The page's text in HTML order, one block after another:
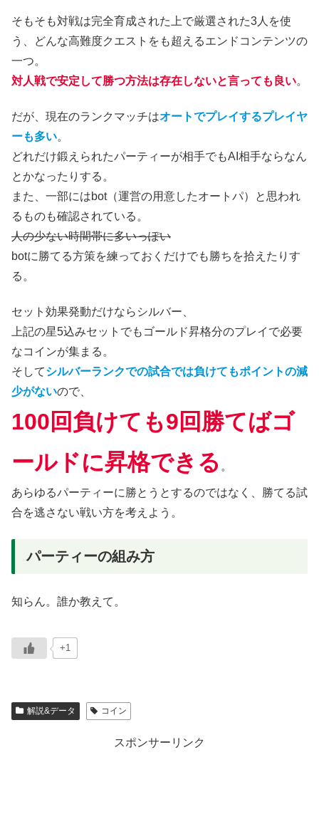
そもそも対戦は完全育成された上で厳選された3人を使
う、どんな高難度クエストをも超えるエンドコンテンツの
一つ。
対人戦で安定して勝つ方法は存在しないと言っても良い。
だが、現在のランクマッチはオートでプレイするプレイヤ
ーも多い。
どれだけ鍛えられたパーティーが相手でもAI相手ならなん
とかなったりする。
また、一部にはbot（運営の用意したオートパ）と思われ
るものも確認されている。
人の少ない時間帯に多いっぽい
botに勝てる方策を練っておくだけでも勝ちを拾えたりす
る。
セット効果発動だけならシルバー、
上記の星5込みセットでもゴールド昇格分のプレイで必要
なコインが集まる。
そしてシルバーランクでの試合では負けてもポイントの減
少がないので、
100回負けても9回勝てばゴ
ールドに昇格できる 。
あらゆるパーティーに勝とうとするのではなく、勝てる試
合を逃さない戦い方を考えよう。
パーティーの組み方
知らん。誰か教えて。
+1
解説&データ コイン
スポンサーリンク